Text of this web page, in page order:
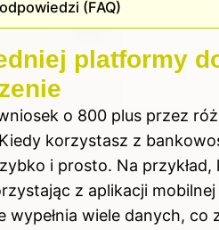
(FAQ)
platformy
o 800 plus przez
korzystasz z
i prosto. Na
z aplikacji
wypełnia wiele danych,